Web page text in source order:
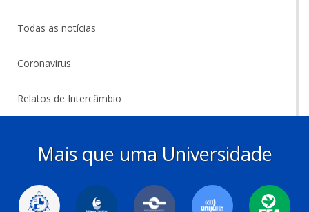
Todas as notícias
Coronavirus
Relatos de Intercâmbio
Mais que uma Universidade